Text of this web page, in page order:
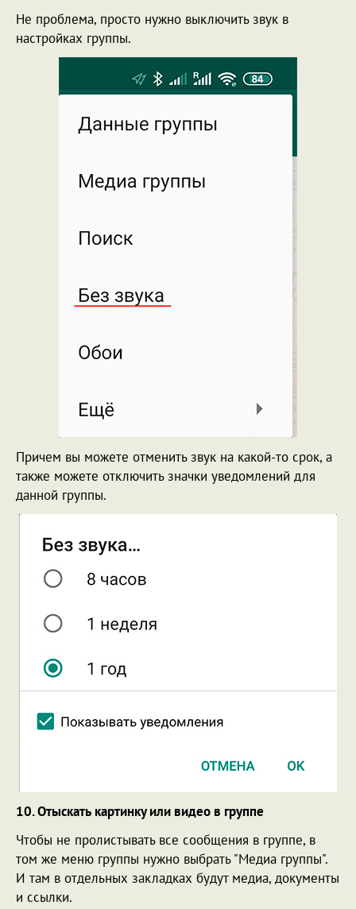
Не проблема, просто нужно выключить звук в
настройках группы.
Причем вы можете отменить звук на какой-то срок, а
также можете отключить значки уведомлений для
данной группы.
10. Отыскать картинку или видео в группе
Чтобы не пролистывать все сообщения в группе, в
том же меню группы нужно выбрать "Медиа группы".
И там в отдельных закладках будут медиа, документы
и ссылки.